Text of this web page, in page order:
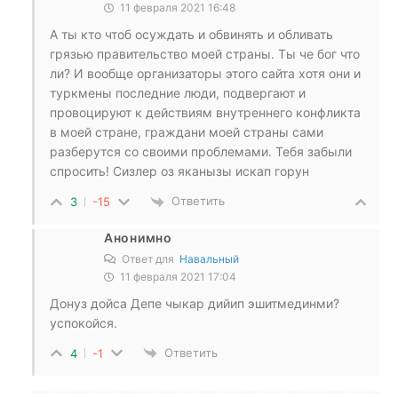
11 февраля 2021 16:48
А ты кто чтоб осуждать и обвинять и обливать
грязью правительство моей страны. Ты че бог что
ли? И вообще организаторы этого сайта хотя они и
туркмены последние люди, подвергают и
провоцируют к действиям внутреннего конфликта
в моей стране, граждани моей страны сами
разберутся со своими проблемами. Тебя забыли
спросить! Сизлер оз яканызы искап горун
3 -15 Ответить
Анонимно
Ответ для Навальный
11 февраля 2021 17:04
Донуз дойса Депе чыкар дийип эшитмединми?
успокойся.
4 -1 Ответить